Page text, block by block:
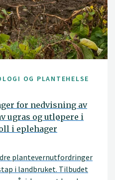
OG PLANTEHELSE
for nedvisning av
ugras og utløpere i
i eplehager
plantevernutfordringer
i landbruket. Tilbudet